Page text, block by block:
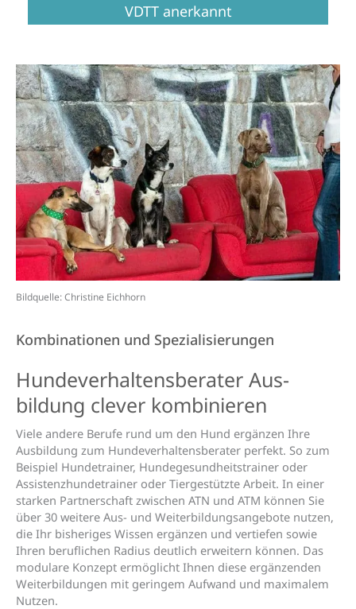
VDTT anerkannt
Bildquelle: Christine Eichhorn
Kombinationen und Spezialisierungen
Hunde­­verhaltens­­berater Aus­­
bildung clever kombi­nieren
Viele andere Berufe rund um den Hund ergänzen Ihre
Ausbildung zum Hundeverhaltensberater perfekt. So zum
Beispiel Hundetrainer, Hundegesundheitstrainer oder
Assistenzhundetrainer oder Tiergestützte Arbeit. In einer
starken Partnerschaft zwischen ATN und ATM können Sie
über 30 weitere Aus- und Weiterbildungsangebote nutzen,
die Ihr bisheriges Wissen ergänzen und vertiefen sowie
Ihren beruflichen Radius deutlich erweitern können. Das
modulare Konzept ermöglicht Ihnen diese ergänzenden
Weiterbildungen mit geringem Aufwand und maximalem
Nutzen.